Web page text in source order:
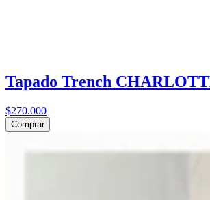
Tapado Trench
$270.000
Comprar